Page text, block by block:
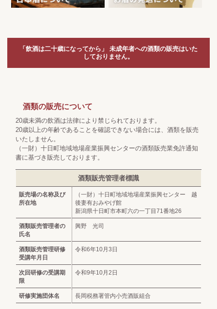
「飲酒は二十歳になってから」 未成年者への酒類の販売はいた
しておりません。
酒類の販売について
20歳未満の飲酒は法律により禁じられております。
20歳以上の年齢であることを確認できない場合には、酒類を販売
いたしません。
（一財）十日町地域地場産業振興センターの酒類販売業免許通知
書に基づき販売しております。
酒類販売管理者標識
販売場の名称及び
所在地
（一財）十日町地域地場産業振興センター 越
後妻有おみやげ館
新潟県十日町市本町六の一丁目71番地26
酒類販売管理者の
氏名
興野 光司
酒類販売管理研修
受講年月日
令和6年10月3日
次回研修の受講期
限
令和9年10月2日
研修実施団体名 長岡税務署管内小売酒販組合